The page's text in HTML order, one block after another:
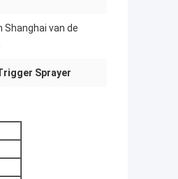
Shanghai van de
Sprayer